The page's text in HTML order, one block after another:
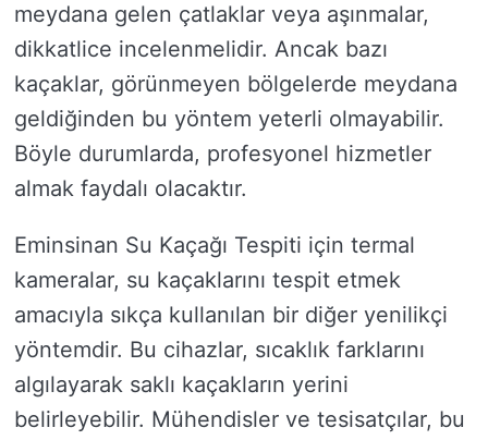
meydana gelen çatlaklar veya aşınmalar,
dikkatlice incelenmelidir. Ancak bazı
kaçaklar, görünmeyen bölgelerde meydana
geldiğinden bu yöntem yeterli olmayabilir.
Böyle durumlarda, profesyonel hizmetler
almak faydalı olacaktır.
Eminsinan Su Kaçağı Tespiti için termal
kameralar, su kaçaklarını tespit etmek
amacıyla sıkça kullanılan bir diğer yenilikçi
yöntemdir. Bu cihazlar, sıcaklık farklarını
algılayarak saklı kaçakların yerini
belirleyebilir. Mühendisler ve tesisatçılar, bu